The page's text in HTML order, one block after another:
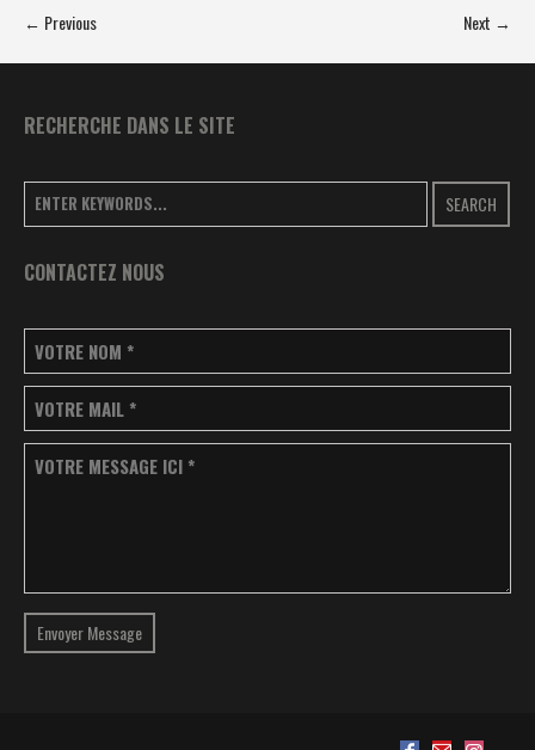
← Previous Next →
RECHERCHE DANS LE SITE
SEARCH
CONTACTEZ NOUS
VOTRE NOM *
VOTRE MAIL *
VOTRE MESSAGE ICI *
Envoyer Message